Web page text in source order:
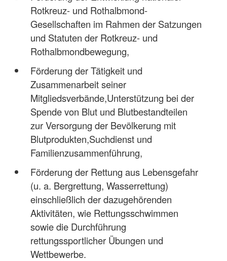
Rotkreuz- und Rothalbmond-
Gesellschaften im Rahmen der Satzungen
und Statuten der Rotkreuz- und
Rothalbmondbewegung,
Förderung der Tätigkeit und
Zusammenarbeit seiner
Mitgliedsverbände,Unterstützung bei der
Spende von Blut und Blutbestandteilen
zur Versorgung der Bevölkerung mit
Blutprodukten,Suchdienst und
Familienzusammenführung,
Förderung der Rettung aus Lebensgefahr
(u. a. Bergrettung, Wasserrettung)
einschließlich der dazugehörenden
Aktivitäten, wie Rettungsschwimmen
sowie die Durchführung
rettungssportlicher Übungen und
Wettbewerbe.